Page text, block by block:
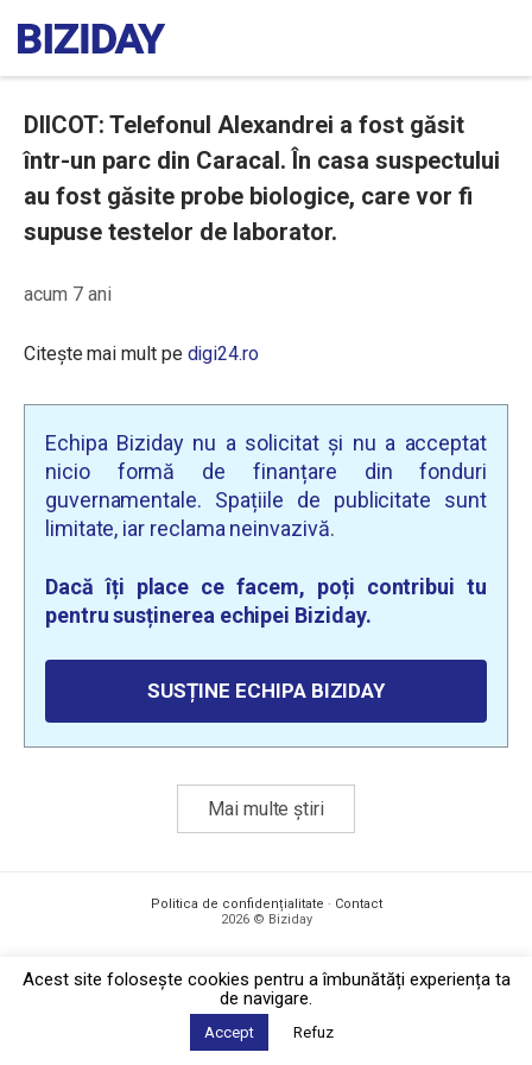
DIICOT: Telefonul Alexandrei a fost găsit
într-un parc din Caracal. În casa suspectului
au fost găsite probe biologice, care vor fi
supuse testelor de laborator.
acum 7 ani
Citește mai mult pe digi24.ro
Echipa Biziday nu a solicitat și nu a acceptat
nicio formă de finanțare din fonduri
guvernamentale. Spațiile de publicitate sunt
limitate, iar reclama neinvazivă.
Dacă îți place ce facem, poți contribui tu
pentru susținerea echipei Biziday.
SUSȚINE ECHIPA BIZIDAY
Mai multe știri
Politica de confidențialitate · Contact
2026 © Biziday
Acest site foloseşte cookies pentru a îmbunătăți experiența ta
de navigare.
Accept Refuz